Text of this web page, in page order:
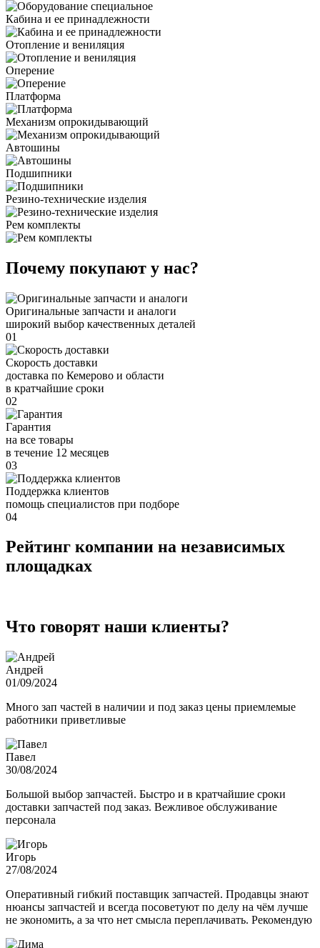
Кабина и ее принадлежности
Отопление и вениляция
Оперение
Платформа
Механизм опрокидывающий
Автошины
Подшипники
Резино-технические изделия
Рем комплекты
Почему покупают у нас?
Оригинальные запчасти и аналоги
широкий выбор качественных деталей
01
Скорость доставки
доставка по Кемерово и области
в кратчайшие сроки
02
Гарантия
на все товары
в течение 12 месяцев
03
Поддержка клиентов
помощь специалистов при подборе
04
Рейтинг компании на независимых
площадках
Что говорят наши клиенты?
Андрей
01/09/2024
Много зап частей в наличии и под заказ цены приемлемые
работники приветливые
Павел
30/08/2024
Большой выбор запчастей. Быстро и в кратчайшие сроки
доставки запчастей под заказ. Вежливое обслуживание
персонала
Игорь
27/08/2024
Оперативный гибкий поставщик запчастей. Продавцы знают
нюансы запчастей и всегда посоветуют по делу на чём лучше
не экономить, а за что нет смысла переплачивать. Рекомендую